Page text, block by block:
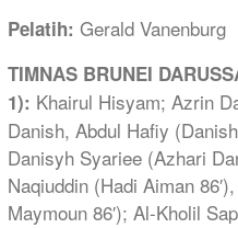
Pelatih: Gerald Vanenburg
TIMNAS BRUNEI
1): Khairul Hisyam; Azrin
Danish, Abdul Hafiy
Danisyh Syariee (Azhari
Naqiuddin (Hadi Aiman
Maymoun 86′); Al-Kholil